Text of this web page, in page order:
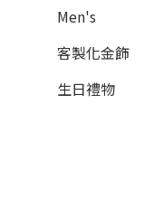
Men's
客製化金飾
生日禮物